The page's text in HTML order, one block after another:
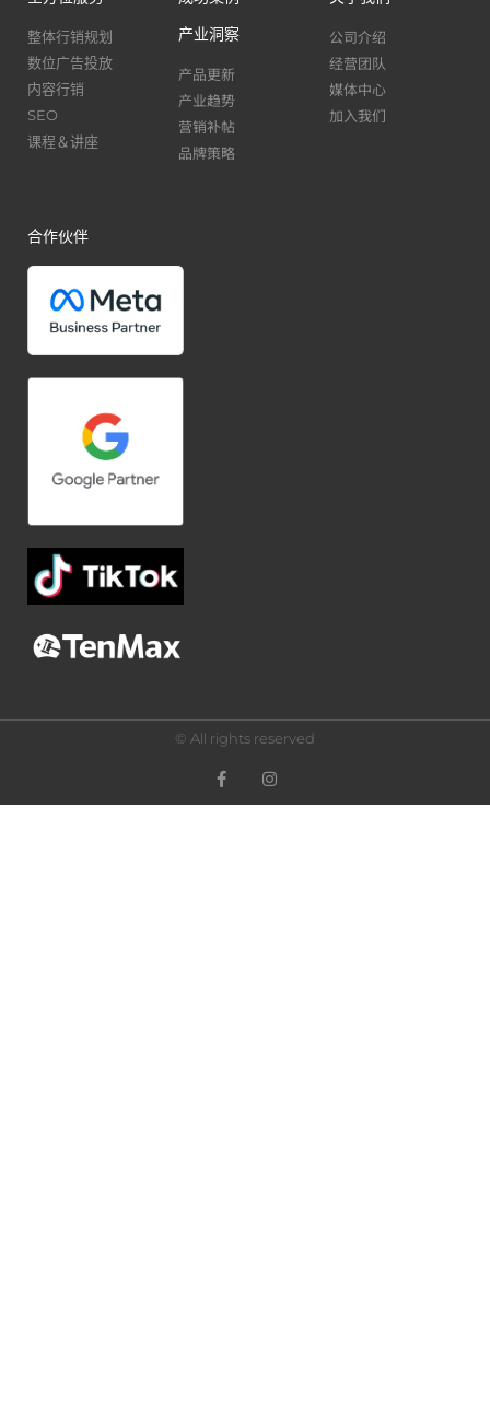
整体行销规划
数位广告投放
内容行销
SEO
课程＆讲座
产业洞察
产品更新
产业趋势
营销补帖
品牌策略
公司介绍
经营团队
媒体中心
加入我们
合作伙伴
© All rights reserved